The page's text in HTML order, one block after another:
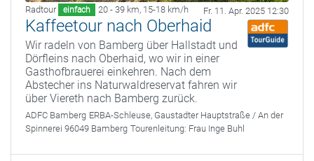
Radtour einfach 20 - 39 km, 15-18 km/h Fr. 11. Apr. 2025 12:30
Kaffeetour nach Oberhaid
Wir radeln von Bamberg über Hallstadt und
Dörfleins nach Oberhaid, wo wir in einer
Gasthofbrauerei einkehren. Nach dem
Abstecher ins Naturwaldreservat fahren wir
über Viereth nach Bamberg zurück.
ADFC Bamberg ERBA-Schleuse, Gaustadter Hauptstraße / An der
Spinnerei 96049 Bamberg Tourenleitung: Frau Inge Buhl